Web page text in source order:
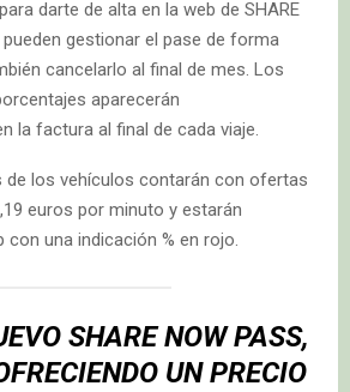
darte de alta en la web de SHARE
gestionar el pase de forma
cancelarlo al final de mes. Los
aparecerán
la factura al final de cada viaje.
los vehículos contarán con ofertas
euros por minuto y estarán
con una indicación % en rojo.
SHARE NOW PASS,
UN PRECIO